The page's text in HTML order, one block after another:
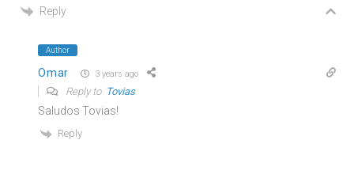
Reply
Author
Omar 3 years ago
Reply to Tovias
Saludos Tovias!
Reply